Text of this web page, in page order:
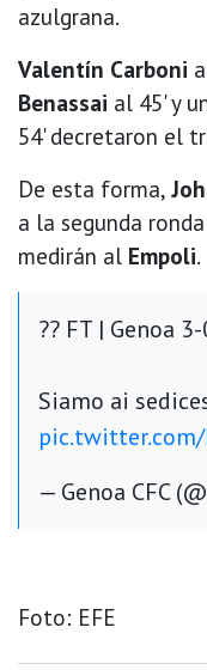
azulgrana.
Valentín Carboni
Benassai al 45' y
54' decretaron el
De esta forma,
a la segunda
medirán al Empoli.
?? FT | Genoa
Siamo ai
— Genoa CFC
Foto: EFE